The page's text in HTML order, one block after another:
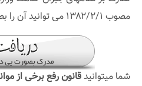
مصوب ۱۳۸۲/۲/۱ می توانید آن را بصورت PDF دریافت نمایید.
شما میتوانیدقانون رفع برخی از